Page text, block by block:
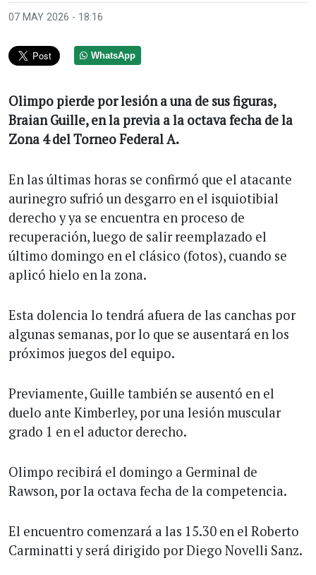
07 MAY 2026 - 18:16
WhatsApp
Olimpo pierde por lesión a una de sus figuras,
Braian Guille, en la previa a la octava fecha de la
Zona 4 del Torneo Federal A.
En las últimas horas se confirmó que el atacante
aurinegro sufrió un desgarro en el isquiotibial
derecho y ya se encuentra en proceso de
recuperación, luego de salir reemplazado el
último domingo en el clásico (fotos), cuando se
aplicó hielo en la zona.
Esta dolencia lo tendrá afuera de las canchas por
algunas semanas, por lo que se ausentará en los
próximos juegos del equipo.
Previamente, Guille también se ausentó en el
duelo ante Kimberley, por una lesión muscular
grado 1 en el aductor derecho.
Olimpo recibirá el domingo a Germinal de
Rawson, por la octava fecha de la competencia.
El encuentro comenzará a las 15.30 en el Roberto
Carminatti y será dirigido por Diego Novelli Sanz.